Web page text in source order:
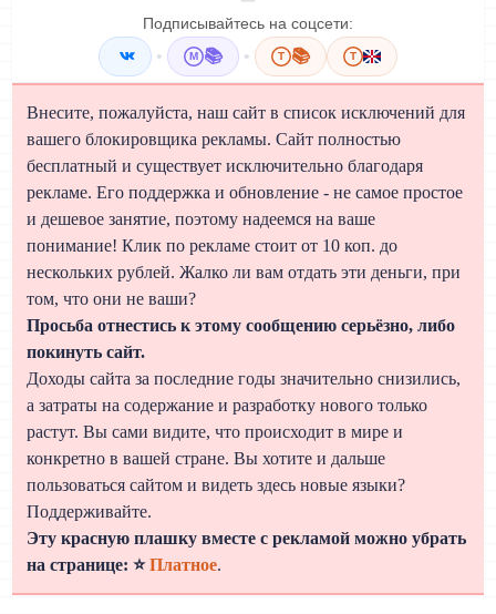
Подписывайтесь на соцсети:
• M 📚 • T 📚 T
Внесите, пожалуйста, наш сайт в список исключений для
вашего блокировщика рекламы. Сайт полностью
бесплатный и существует исключительно благодаря
рекламе. Его поддержка и обновление - не самое простое
и дешевое занятие, поэтому надеемся на ваше
понимание! Клик по рекламе стоит от 10 коп. до
нескольких рублей. Жалко ли вам отдать эти деньги, при
том, что они не ваши?
Просьба отнестись к этому сообщению серьёзно, либо
покинуть сайт.
Доходы сайта за последние годы значительно снизились,
а затраты на содержание и разработку нового только
растут. Вы сами видите, что происходит в мире и
конкретно в вашей стране. Вы хотите и дальше
пользоваться сайтом и видеть здесь новые языки?
Поддерживайте.
Эту красную плашку вместе с рекламой можно убрать
на странице: ⭐Платное.